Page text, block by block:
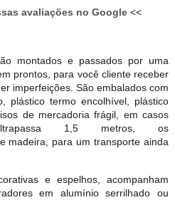
avaliações no Google <<
montados e passados por uma
prontos, para você cliente receber
imperfeições. São embalados com
plástico termo encolhível, plástico
de mercadoria frágil, em casos
1,5 metros, os
madeira, para um transporte ainda
e espelhos, acompanham
em alumínio serrilhado ou